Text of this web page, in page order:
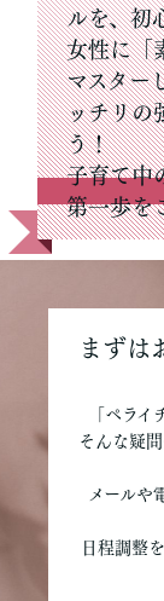
ルを、初
女性に「
マスター
ッチリの
う！
子育て中
第一歩を
まずは
「ペラ
そんな疑
メールや
日程調整